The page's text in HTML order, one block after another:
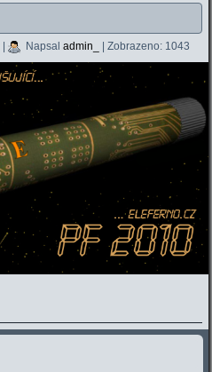
| Napsaladmin_ | Zobrazeno: 1043